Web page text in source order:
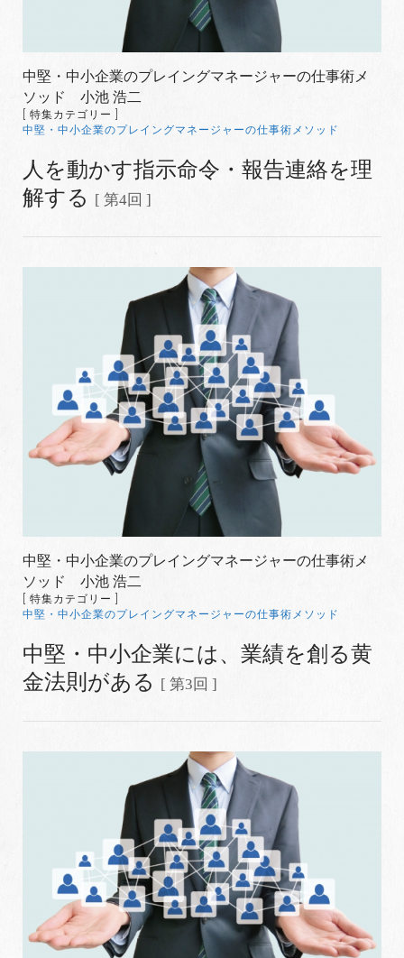
中堅・中小企業のプレイングマネージャーの仕事術メ
ソッド 小池 浩二
[ 特集カテゴリー ]
中堅・中小企業のプレイングマネージャーの仕事術メソッド
人を動かす指示命令・報告連絡を理
解する [ 第4回 ]
中堅・中小企業のプレイングマネージャーの仕事術メ
ソッド 小池 浩二
[ 特集カテゴリー ]
中堅・中小企業のプレイングマネージャーの仕事術メソッド
中堅・中小企業には、業績を創る黄
金法則がある [ 第3回 ]